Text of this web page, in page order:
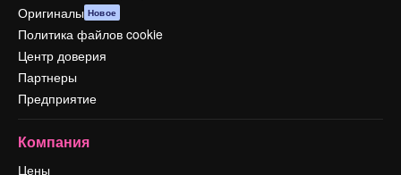
Оригиналы Новое
Политика файлов cookie
Центр доверия
Партнеры
Предприятие
Компания
Цены